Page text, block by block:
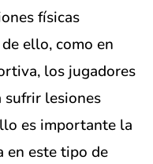
físicas
ello, como en
los jugadores
sufrir lesiones
es importante la
en este tipo de